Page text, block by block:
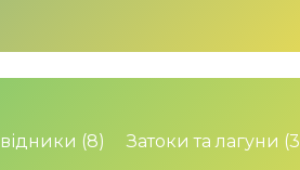
(8) Затоки та лагуни